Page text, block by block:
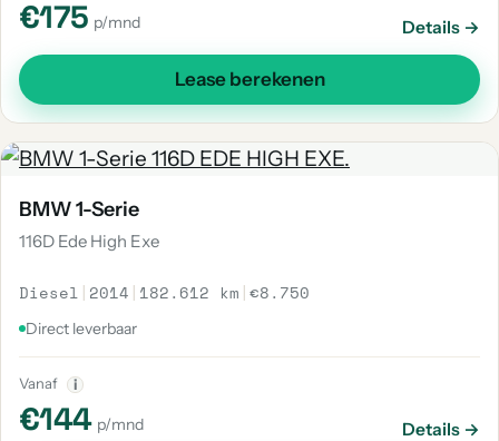
€175 p/mnd Details →
Lease berekenen
BMW 1-Serie
116D Ede High Exe
Diesel | 2014 | 182.612 km |€8.750
Direct leverbaar
Vanaf i
€144 p/mnd Details →